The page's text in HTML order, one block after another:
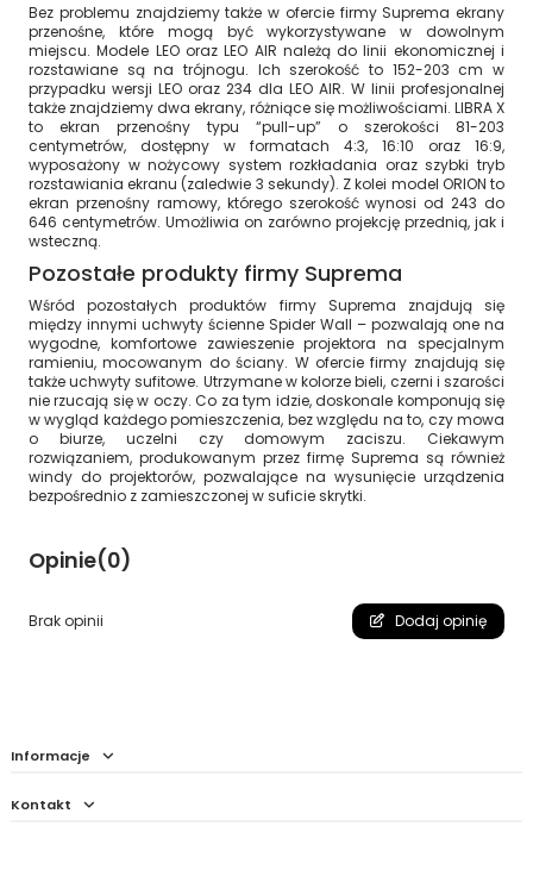
Bez problemu znajdziemy także w ofercie firmy Suprema ekrany
przenośne, które mogą być wykorzystywane w dowolnym
miejscu. Modele LEO oraz LEO AIR należą do linii ekonomicznej i
rozstawiane są na trójnogu. Ich szerokość to 152-203 cm w
przypadku wersji LEO oraz 234 dla LEO AIR. W linii profesjonalnej
także znajdziemy dwa ekrany, różniące się możliwościami. LIBRA X
to ekran przenośny typu “pull-up” o szerokości 81-203
centymetrów, dostępny w formatach 4:3, 16:10 oraz 16:9,
wyposażony w nożycowy system rozkładania oraz szybki tryb
rozstawiania ekranu (zaledwie 3 sekundy). Z kolei model ORION to
ekran przenośny ramowy, którego szerokość wynosi od 243 do
646 centymetrów. Umożliwia on zarówno projekcję przednią, jak i
wsteczną.
Pozostałe produkty firmy Suprema
Wśród pozostałych produktów firmy Suprema znajdują się
między innymi uchwyty ścienne Spider Wall – pozwalają one na
wygodne, komfortowe zawieszenie projektora na specjalnym
ramieniu, mocowanym do ściany. W ofercie firmy znajdują się
także uchwyty sufitowe. Utrzymane w kolorze bieli, czerni i szarości
nie rzucają się w oczy. Co za tym idzie, doskonale komponują się
w wygląd każdego pomieszczenia, bez względu na to, czy mowa
o biurze, uczelni czy domowym zaciszu. Ciekawym
rozwiązaniem, produkowanym przez firmę Suprema są również
windy do projektorów, pozwalające na wysunięcie urządzenia
bezpośrednio z zamieszczonej w suficie skrytki.
Opinie(0)
Brak opinii Dodaj opinię
Informacje
Kontakt